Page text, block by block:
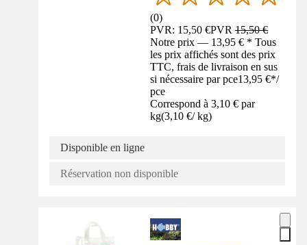
(0)
PVR: 15,50 €PVR15,50 €
Notre prix — 13,95 € * Tous
les prix affichés sont des prix
TTC, frais de livraison en sus
si nécessaire par pce13,95 €*/
pce
Correspond à 3,10 € par
kg(3,10 €/ kg)
Disponible en ligne
Réservation non disponible